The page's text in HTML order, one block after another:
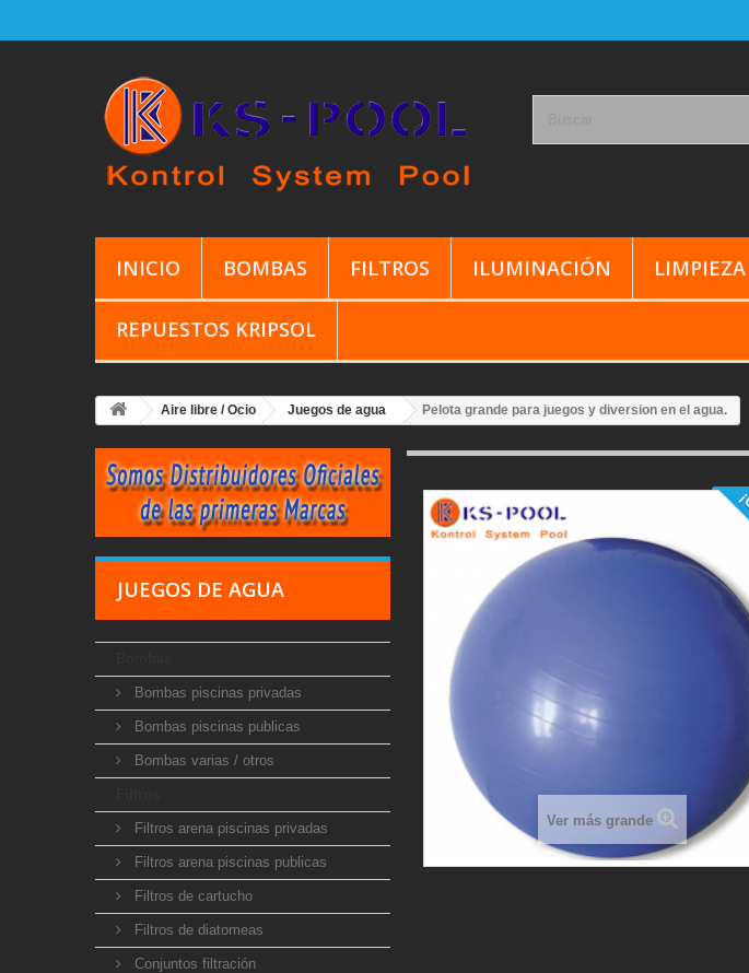
INICIO BOMBAS FILTROS ILUMINACIÓN LIMPIEZA
REPUESTOS KRIPSOL
Aire libre / Ocio Juegos de agua Pelota grande para juegos y diversion en el agua.
JUEGOS DE AGUA
Bombas piscinas privadas
Bombas piscinas publicas
Bombas varias / otros
Filtros arena piscinas privadas
Filtros arena piscinas publicas
Filtros de cartucho
Filtros de diatomeas
Conjuntos filtración
Ver más grande